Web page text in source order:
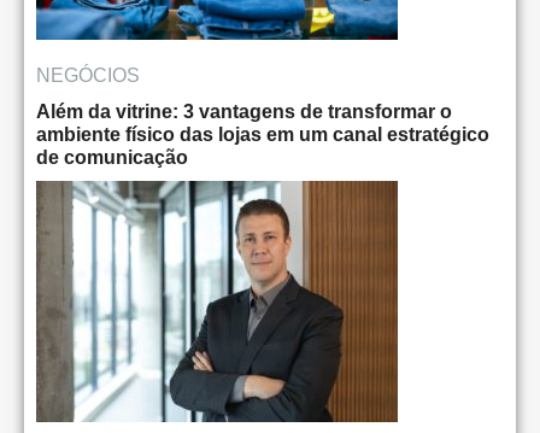
NEGÓCIOS
Além da vitrine: 3 vantagens de transformar o
ambiente físico das lojas em um canal estratégico
de comunicação